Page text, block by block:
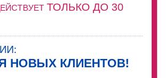
ТОЛЬКО ДО 30
НОВЫХ КЛИЕНТОВ!